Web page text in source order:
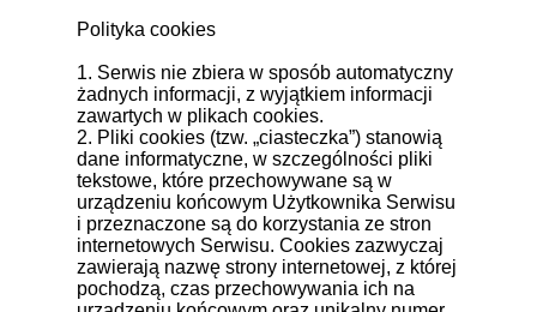
Polityka cookies
1. Serwis nie zbiera w sposób automatyczny
żadnych informacji, z wyjątkiem informacji
zawartych w plikach cookies.
2. Pliki cookies (tzw. „ciasteczka”) stanowią
dane informatyczne, w szczególności pliki
tekstowe, które przechowywane są w
urządzeniu końcowym Użytkownika Serwisu
i przeznaczone są do korzystania ze stron
internetowych Serwisu. Cookies zazwyczaj
zawierają nazwę strony internetowej, z której
pochodzą, czas przechowywania ich na